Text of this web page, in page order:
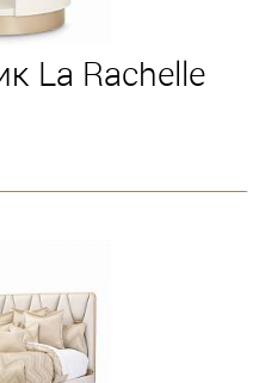
La Rachelle